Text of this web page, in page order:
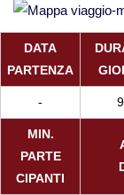
Viaggi in
Viaggi in
Viaggi in
Viaggi in
DATA
PARTENZA
- 9
MIN.
PARTE
CIPANTI